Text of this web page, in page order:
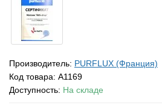
Производитель: PURFLUX (Франция)
Код товара: A1169
Доступность: На складе